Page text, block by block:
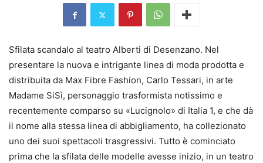
Sfilata scandalo al teatro Alberti di Desenzano. Nel
presentare la nuova e intrigante linea di moda prodotta e
distribuita da Max Fibre Fashion, Carlo Tessari, in arte
Madame SiSì, personaggio trasformista notissimo e
recentemente comparso su «Lucignolo» di Italia 1, e che dà
il nome alla stessa linea di abbigliamento, ha collezionato
uno dei suoi spettacoli trasgressivi. Tutto è cominciato
prima che la sfilata delle modelle avesse inizio, in un teatro